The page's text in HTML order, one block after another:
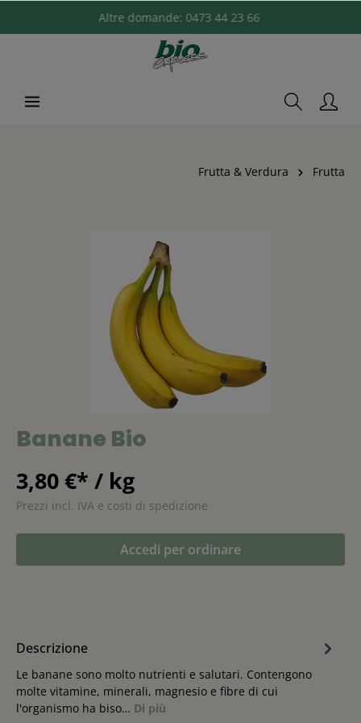
Altre domande: 0473 44 23 66
Frutta & Verdura Frutta
Banane Bio
3,80 €* / kg
Prezzi incl. IVA e costi di spedizione
Accedi per ordinare
Descrizione
Le banane sono molto nutrienti e salutari. Contengono
molte vitamine, minerali, magnesio e fibre di cui
l'organismo ha biso… Di più